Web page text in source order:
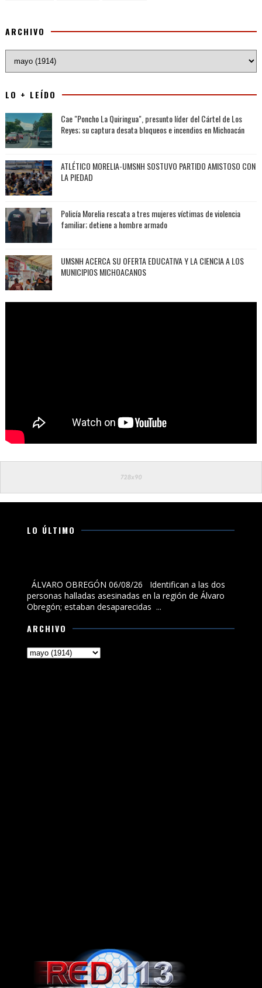
ARCHIVO
LO + LEÍDO
Cae "Poncho La Quiringua", presunto líder del Cártel de Los
Reyes; su captura desata bloqueos e incendios en Michoacán
ATLÉTICO MORELIA-UMSNH SOSTUVO PARTIDO AMISTOSO CON
LA PIEDAD
Policía Morelia rescata a tres mujeres víctimas de violencia
familiar; detiene a hombre armado
UMSNH ACERCA SU OFERTA EDUCATIVA Y LA CIENCIA A LOS
MUNICIPIOS MICHOACANOS
LO ÚLTIMO
ÁLVARO OBREGÓN 06/08/26 Identifican a las dos
personas halladas asesinadas en la región de Álvaro
Obregón; estaban desaparecidas ...
ARCHIVO